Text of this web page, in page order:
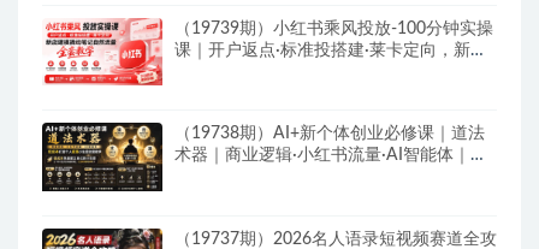
（19739期）小红书乘风投放-100分钟实操
课｜开户返点·标准投搭建·莱卡定向，新店
（19738期）AI+新个体创业必修课｜道法
术器｜商业逻辑·小红书流量·AI智能体｜低
（19737期）2026名人语录短视频赛道全攻